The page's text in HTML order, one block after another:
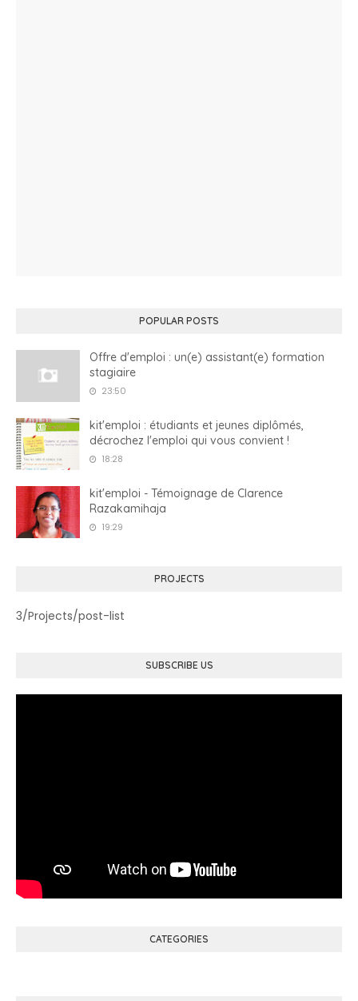
POPULAR POSTS
Offre d'emploi : un(e) assistant(e) formation
stagiaire
23:50
kit'emploi : étudiants et jeunes diplômés,
décrochez l'emploi qui vous convient !
18:28
kit'emploi - Témoignage de Clarence
Razakamihaja
19:29
PROJECTS
3/Projects/post-list
SUBSCRIBE US
CATEGORIES